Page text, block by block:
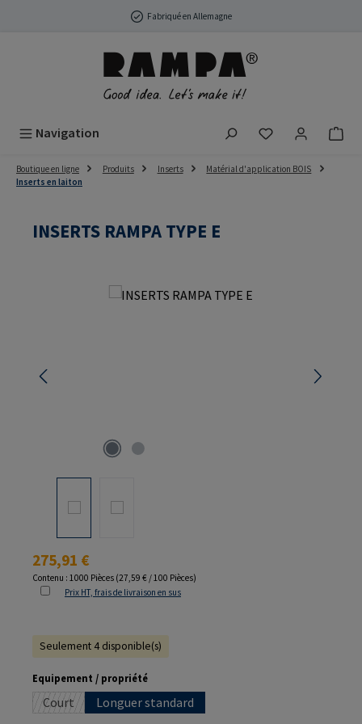
Passer au contenu principalFabriqué en Allemagne
Navigation Vous avez 0
Boutique en ligne Produits Inserts
Matérial d'application BOIS
Inserts en laiton
INSERTS RAMPA TYPE E
Ignorer la galerie d'images
Prix régulier :
275,91 €
Contenu : 1000 Pièces (27,59 € / 100 Pièces)
Prix HT, frais de livraison en sus
Seulement 4 disponible(s)
Sélectionnez
Equipement / propriété
Court(Cette option n'est pas disponible pour le moment.)
Longuer standard